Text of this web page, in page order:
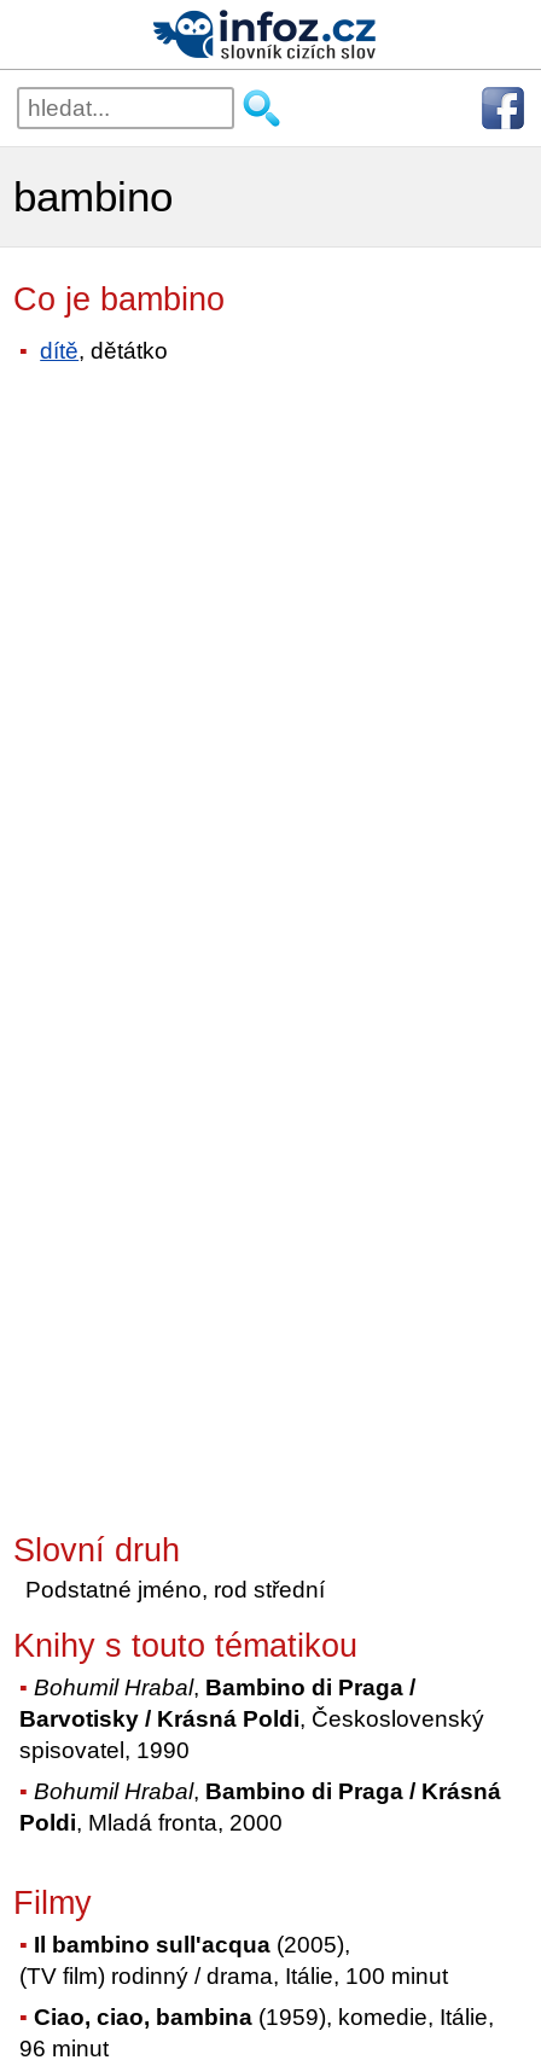
bambino
Co je bambino
dítě, dětátko
Slovní druh
Podstatné jméno, rod střední
Knihy s touto tématikou
Bohumil Hrabal, Bambino di Praga /
Barvotisky / Krásná Poldi, Československý
spisovatel, 1990
Bohumil Hrabal, Bambino di Praga / Krásná
Poldi, Mladá fronta, 2000
Filmy
Il bambino sull'acqua (2005),
(TV film) rodinný / drama, Itálie, 100 minut
Ciao, ciao, bambina (1959), komedie, Itálie,
96 minut